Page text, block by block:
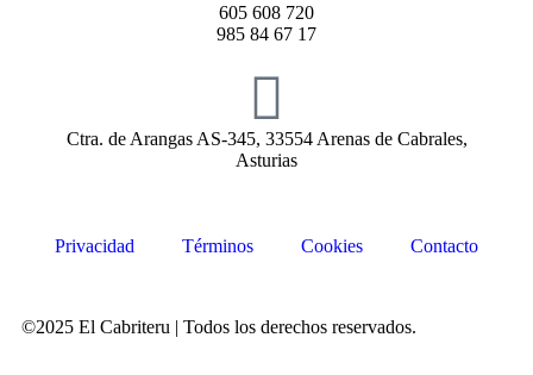
605 608 720
985 84 67 17
Ctra. de Arangas AS-345, 33554 Arenas de Cabrales,
Asturias
Privacidad Términos Cookies Contacto
©2025 El Cabriteru | Todos los derechos reservados.